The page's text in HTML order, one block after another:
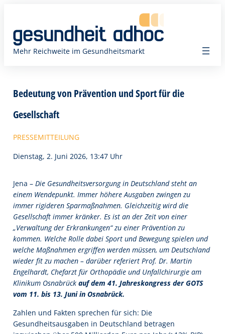
springen
Mehr Reichweite im Gesundheitsmarkt
Bedeutung von Prävention und Sport für die
Gesellschaft
PRESSEMITTEILUNG
Dienstag, 2. Juni 2026, 13:47 Uhr
Jena – Die Gesundheitsversorgung in Deutschland steht an
einem Wendepunkt. Immer höhere Ausgaben zwingen zu
immer rigideren Sparmaßnahmen. Gleichzeitig wird die
Gesellschaft immer kränker. Es ist an der Zeit von einer
„Verwaltung der Erkrankungen“ zu einer Prävention zu
kommen. Welche Rolle dabei Sport und Bewegung spielen und
welche Maßnahmen ergriffen werden müssen, um Deutschland
wieder fit zu machen – darüber referiert Prof. Dr. Martin
Engelhardt, Chefarzt für Orthopädie und Unfallchirurgie am
Klinikum Osnabrück auf dem 41. Jahreskongress der GOTS
vom 11. bis 13. Juni in Osnabrück.
Zahlen und Fakten sprechen für sich: Die
Gesundheitsausgaben in Deutschland betragen